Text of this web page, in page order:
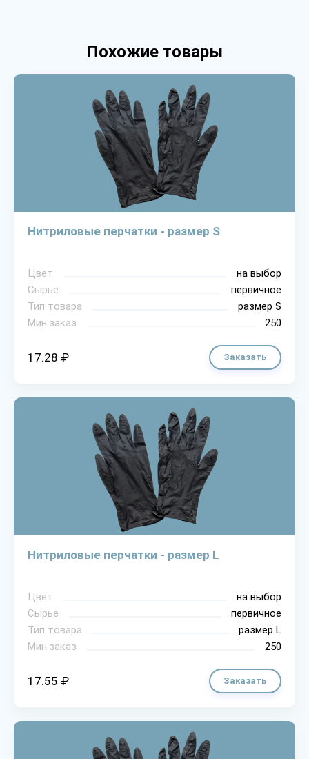
Похожие товары
Нитриловые перчатки - размер S
Цвет
на выбор
Сырье
первичное
Тип товара
размер S
Мин.заказ
250
17.28 ₽ Заказать
Нитриловые перчатки - размер L
Цвет
на выбор
Сырье
первичное
Тип товара
размер L
Мин.заказ
250
17.55 ₽ Заказать